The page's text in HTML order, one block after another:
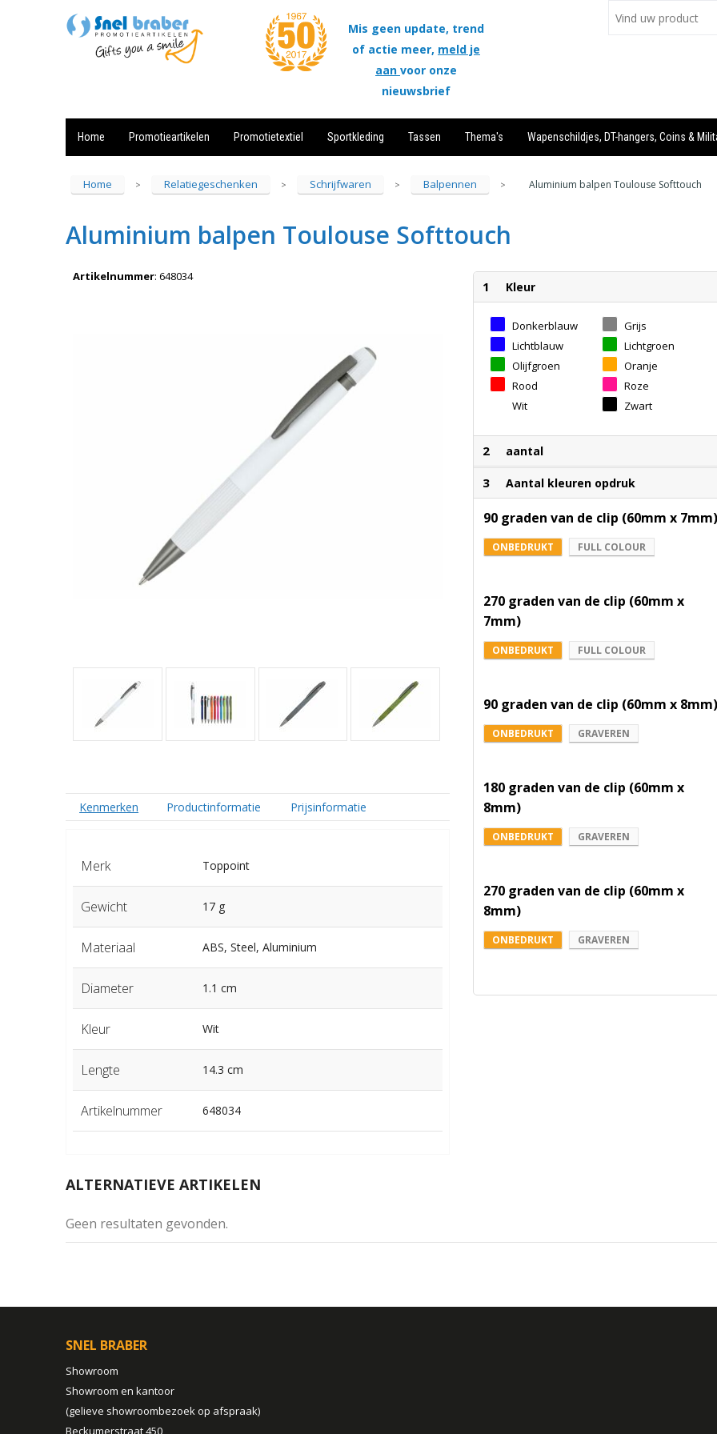
Mis geen update, trend
of actie meer, meld je
aan voor onze
nieuwsbrief
Home Promotieartikelen Promotietextiel Sportkleding Tassen Thema's Wapenschildjes, DT-hangers, Coins &
Home > Relatiegeschenken > Schrijfwaren > Balpennen > Aluminium balpen Toulouse Softtouch
Aluminium balpen Toulouse Softtouch
Artikelnummer: 648034
1 Kleur
Donkerblauw
Grijs
Lichtblauw
Lichtgroen
Olijfgroen
Oranje
Rood
Roze
Wit
Zwart
2 aantal
3 Aantal kleuren opdruk
90 graden van de clip (60mm x 7mm)
ONBEDRUKT FULL COLOUR
270 graden van de clip (60mm x
7mm)
ONBEDRUKT FULL COLOUR
90 graden van de clip (60mm x 8mm)
ONBEDRUKT GRAVEREN
180 graden van de clip (60mm x
8mm)
ONBEDRUKT GRAVEREN
270 graden van de clip (60mm x
8mm)
ONBEDRUKT GRAVEREN
Kenmerken Productinformatie Prijsinformatie
Merk Toppoint
Gewicht 17 g
Materiaal ABS, Steel, Aluminium
Diameter 1.1 cm
Kleur Wit
Lengte 14.3 cm
Artikelnummer 648034
ALTERNATIEVE ARTIKELEN
Geen resultaten gevonden.
SNEL BRABER
Showroom
Showroom en kantoor
(gelieve showroombezoek op afspraak)
Beckumerstraat 450